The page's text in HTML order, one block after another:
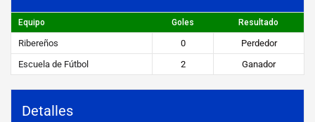
E
u
Equipo Goles Resultado
Ribereños 0
Perdedor
Escuela de Fútbol
2 Ganador
Detalles